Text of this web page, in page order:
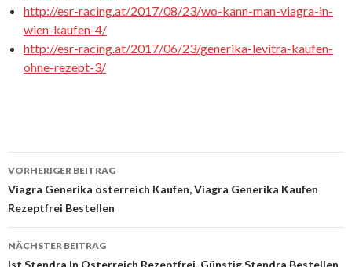
http://esr-racing.at/2017/08/23/wo-kann-man-viagra-in-
wien-kaufen-4/
http://esr-racing.at/2017/06/23/generika-levitra-kaufen-
ohne-rezept-3/
Beitrags-
Navigation
VORHERIGER BEITRAG
Viagra Generika österreich Kaufen, Viagra Generika Kaufen
Rezeptfrei Bestellen
NÄCHSTER BEITRAG
Ist Stendra In Osterreich Rezeptfrei, Günstig Stendra Bestellen